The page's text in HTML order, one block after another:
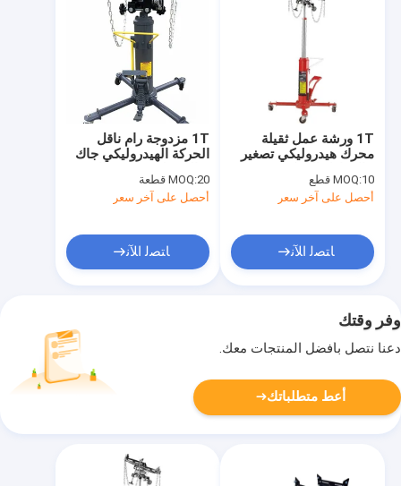
1T مزدوجة رام ناقل
الحركة الهيدروليكي جاك
السيارة
MOQ:20 قطعة
أحصل على آخر سعر
ﺎﺘﺼﻟ ﺍﻶﻧ
1T ورشة عمل ثقيلة
محرك هيدروليكي تصغير
MOQ:10 قطع
أحصل على آخر سعر
ﺎﺘﺼﻟ ﺍﻶﻧ
وفر وقتك
دعنا نتصل بأفضل المنتجات معك.
أعط متطلباتك